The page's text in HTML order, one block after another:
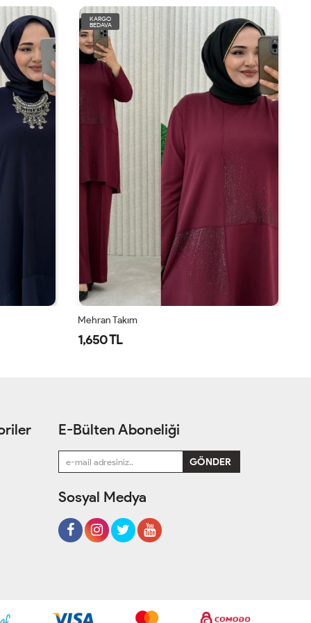
KARGO
BEDAVA
Mehran Takım
1,650 TL
E-Bülten Aboneliği
Sosyal Medya